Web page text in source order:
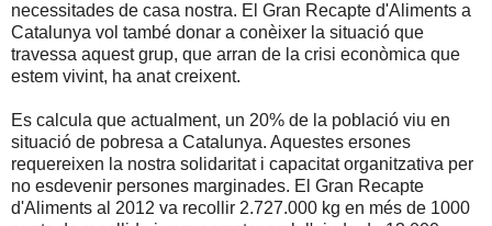
necessitades de casa nostra. El Gran Recapte d'Aliments a
Catalunya vol també donar a conèixer la situació que
travessa aquest grup, que arran de la crisi econòmica que
estem vivint, ha anat creixent.
Es calcula que actualment, un 20% de la població viu en
situació de pobresa a Catalunya. Aquestes ersones
requereixen la nostra solidaritat i capacitat organitzativa per
no esdevenir persones marginades. El Gran Recapte
d'Aliments al 2012 va recollir 2.727.000 kg en més de 1000